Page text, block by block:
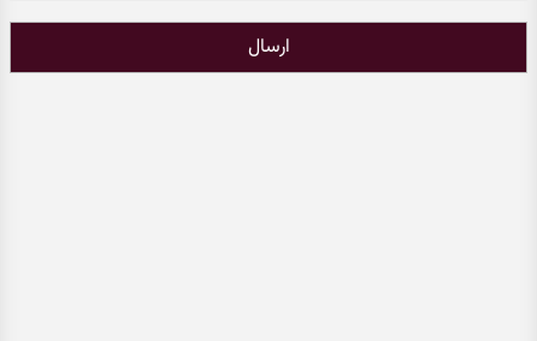
ارسال